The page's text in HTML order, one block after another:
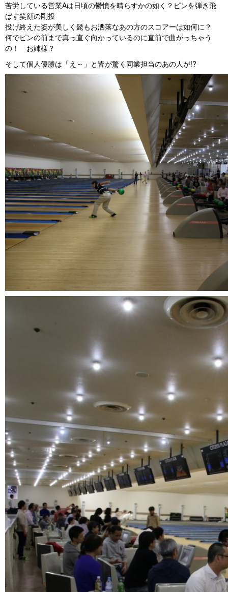
苦労している営業Aは日頃の鬱憤を晴らすかの如く？ピンを弾き飛
ばす笑顔の剛投
投げ終えた姿が美しく髭もお洒落なあの方のスコアーは如何に？
何でピンの前まで真っ直ぐ向かっているのに直前で曲がっちゃう
の！ お姉様？
そして個人優勝は「え～」と皆が驚く同業担当のあの人が!?